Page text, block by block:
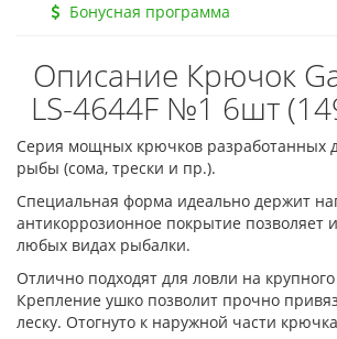
Бонусная программа
Описание Крючок
LS-4644F №1 6шт
Серия мощных крючков разработанных
рыбы (сома, трески и пр.).
Специальная форма идеально держит
антикоррозионное покрытие позволяет
любых видах рыбалки.
Отлично подходят для ловли на
Крепление ушко позволит прочно
леску. Отогнуто к наружной части